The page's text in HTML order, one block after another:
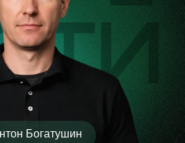
Богатушин